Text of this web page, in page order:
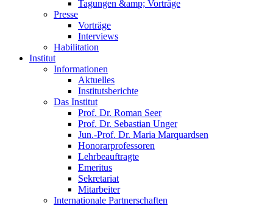
Tagungen &amp; Vorträge
Presse
Vorträge
Interviews
Habilitation
Institut
Informationen
Aktuelles
Institutsberichte
Das Institut
Prof. Dr. Roman Seer
Prof. Dr. Sebastian Unger
Jun.-Prof. Dr. Maria Marquardsen
Honorarprofessoren
Lehrbeauftragte
Emeritus
Sekretariat
Mitarbeiter
Internationale Partnerschaften